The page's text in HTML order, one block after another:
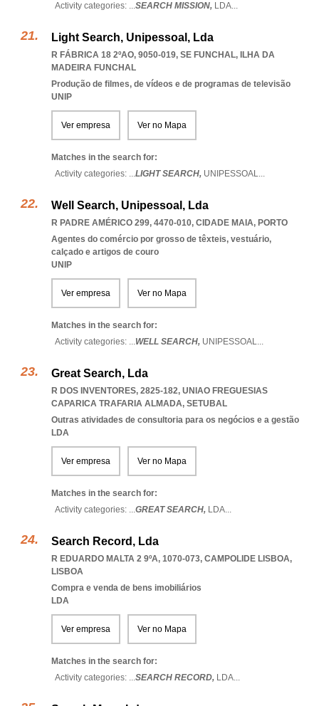
Activity categories: ...SEARCH MISSION, LDA...
Light Search, Unipessoal, Lda
R FÁBRICA 18 2ºAO, 9050-019, SE FUNCHAL, ILHA DA
MADEIRA FUNCHAL
Produção de filmes, de vídeos e de programas de televisão
UNIP
Ver empresa Ver no Mapa
Matches in the search for:
Activity categories: ...LIGHT SEARCH, UNIPESSOAL...
Well Search, Unipessoal, Lda
R PADRE AMÉRICO 299, 4470-010, CIDADE MAIA, PORTO
Agentes do comércio por grosso de têxteis, vestuário,
calçado e artigos de couro
UNIP
Ver empresa Ver no Mapa
Matches in the search for:
Activity categories: ...WELL SEARCH, UNIPESSOAL...
Great Search, Lda
R DOS INVENTORES, 2825-182, UNIAO FREGUESIAS
CAPARICA TRAFARIA ALMADA, SETUBAL
Outras atividades de consultoria para os negócios e a gestão
LDA
Ver empresa Ver no Mapa
Matches in the search for:
Activity categories: ...GREAT SEARCH, LDA...
Search Record, Lda
R EDUARDO MALTA 2 9ºA, 1070-073, CAMPOLIDE LISBOA,
LISBOA
Compra e venda de bens imobiliários
LDA
Ver empresa Ver no Mapa
Matches in the search for:
Activity categories: ...SEARCH RECORD, LDA...